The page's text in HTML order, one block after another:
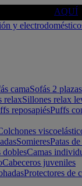
AQUÍ
camaSofás 2 plazas
relaxSillones relax
reposapiésPuffs
SomieresPatas
doblesCamas
Cabeceros juveniles
Protectores de